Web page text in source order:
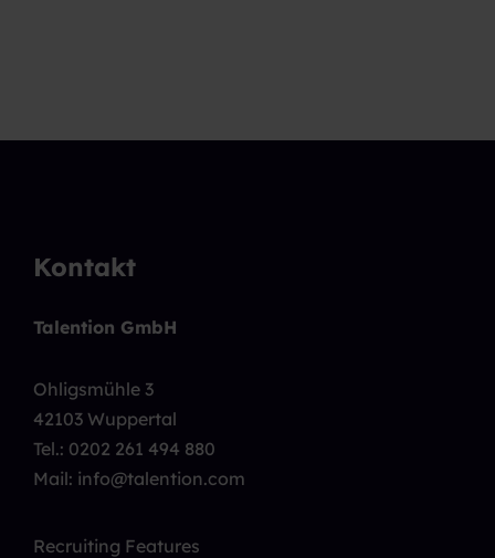
Kontakt
Talention GmbH
Ohligsmühle 3
42103 Wuppertal
Tel.: 0202 261 494 880
Mail: info@talention.com
Recruiting Features